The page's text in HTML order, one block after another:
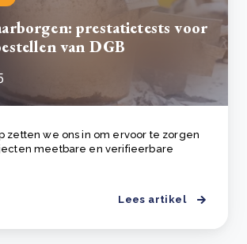
prestatietests voor
van DGB
zetten we ons in om ervoor te zorgen
meetbare en verifieerbare
Lees artikel